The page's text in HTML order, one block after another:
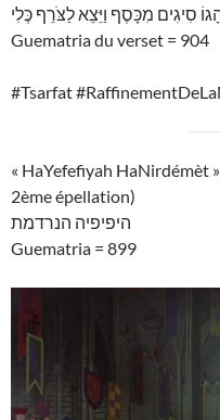
סִיגִים מִכָּסֶף וַיֵּצֵא לַצֹּרֵף כֶּלִי
Guematria du verset = 904
#Tsarfat
« HaYefefiyah HaNirdémèt
2ème épellation)
היפיפיה הנרדמת
Guematria = 899